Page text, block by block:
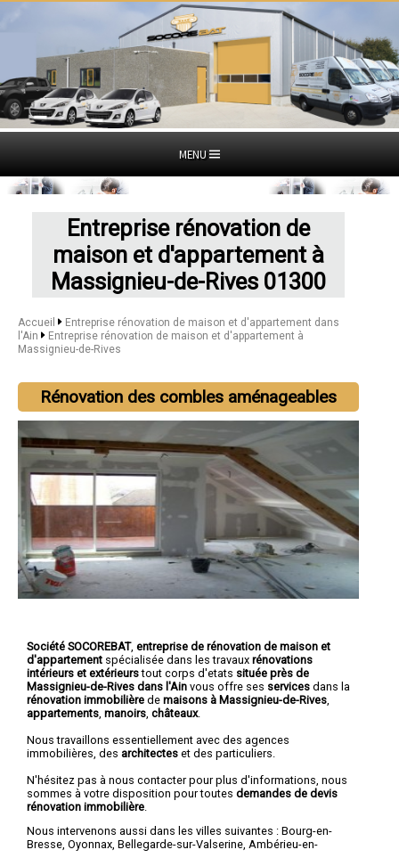
MENU
Entreprise rénovation de
maison et d'appartement à
Massignieu-de-Rives 01300
Accueil
Entreprise rénovation de maison et d'appartement dans
l'Ain
Entreprise rénovation de maison et d'appartement à
Massignieu-de-Rives
Rénovation des combles aménageables
Société SOCOREBAT, entreprise de rénovation de maison et
d'appartement spécialisée dans les travaux rénovations
intérieurs et extérieurstout corps d'etats située près de
Massignieu-de-Rives dans l'Ain vous offre ses services dans la
rénovation immobilière de maisons à Massignieu-de-Rives
appartements manoirs châteaux.
Nous travaillons essentiellement avec des agences
immobilières, des architectes et des particuliers.
N'hésitez pas à nous contacter pour plus d'informations, nous
sommes à votre disposition pour toutes demandes de devis
rénovation immobilière
Nous intervenons aussi dans les villes suivantes : Bourg-en-
Bresse, Oyonnax, Bellegarde-sur-Valserine, Ambérieu-en-